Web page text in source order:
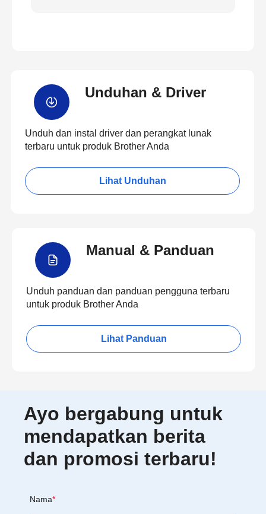
Unduhan & Driver
Unduh dan instal driver dan perangkat lunak
terbaru untuk produk Brother Anda
Lihat Unduhan
Manual & Panduan
Unduh panduan dan panduan pengguna terbaru
untuk produk Brother Anda
Lihat Panduan
Ayo bergabung untuk
mendapatkan berita
dan promosi terbaru!
Nama*